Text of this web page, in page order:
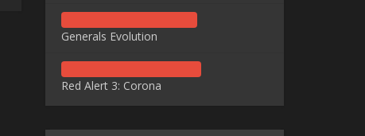
Generals Evolution
Red Alert 3: Corona